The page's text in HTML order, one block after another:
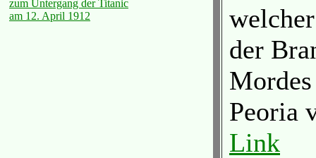
zum Untergang der Titanic
am 12. April 1912
der
Peoria
Link